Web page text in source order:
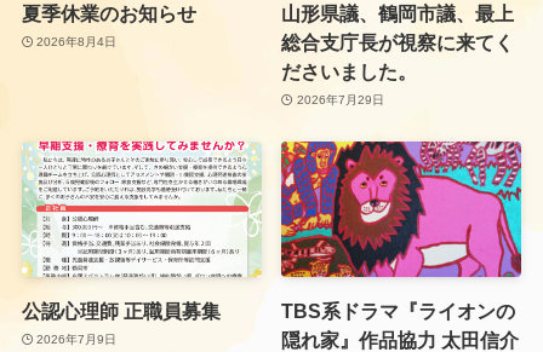
夏季休業のお知らせ
2026年8月4日
山形県議、鶴岡市議、最上
総合支庁長が視察に来てく
ださいました。
2026年7月29日
公認心理師 正職員募集
2026年7月9日
TBS系ドラマ『ライオンの
隠れ家』作品協力 太田信介